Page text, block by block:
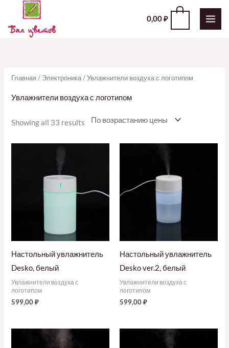
Перейти
содержимому
0,00₽
Главная / Электроника/ Увлажнители воздуха с логотипом
Увлажнители воздуха с логотипом
Showing all 33 results
Настольный увлажнитель
Desko, белый
Увлажнители воздуха с
логотипом
599,00₽
Настольный увлажнитель
Desko ver.2, белый
Увлажнители воздуха с
логотипом
599,00₽